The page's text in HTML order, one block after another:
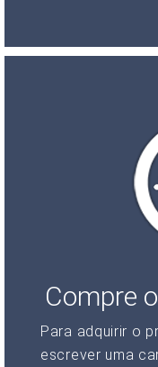
Compre
Para adquirir o
escrever uma